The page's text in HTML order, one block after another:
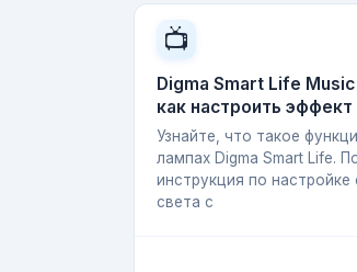
📺
Digma Smart Life
как настроить эффект
Узнайте, что такое
лампах Digma Smart Life.
инструкция по настройке
света с